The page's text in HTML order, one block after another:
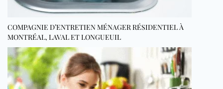
COMPAGNIE D’ENTRETIEN MÉNAGER RÉSIDENTIEL À
MONTRÉAL, LAVAL ET LONGUEUIL